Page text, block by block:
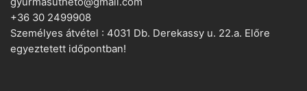
+36 30 2499908
Személyes átvétel : 4031 Db. Derekassy u. 22.a. Előre
egyeztetett időpontban!